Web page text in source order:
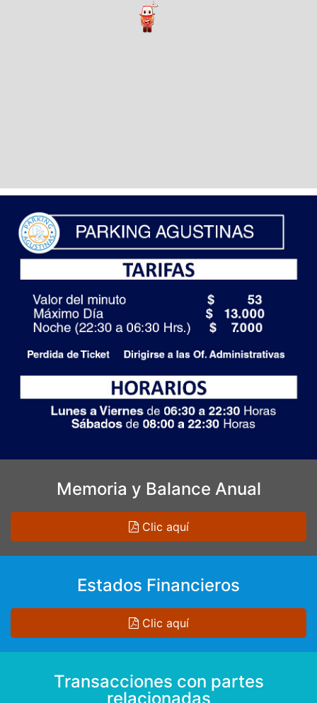
Memoria y Balance Anual
Clic aquí
Estados Financieros
Clic aquí
Transacciones con partes
relacionadas